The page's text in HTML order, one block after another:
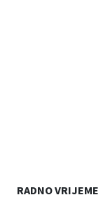
RADNO VRIJEME